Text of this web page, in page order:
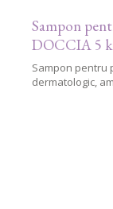
Sampon
DOCCIA 5
Sampon pentru
dermatologic,